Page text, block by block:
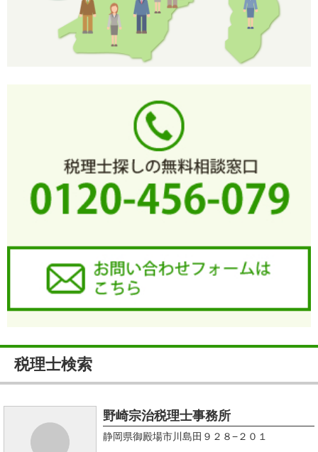
税理士検索
野崎宗治税理士事務所
静岡県御殿場市川島田９２８−２０１